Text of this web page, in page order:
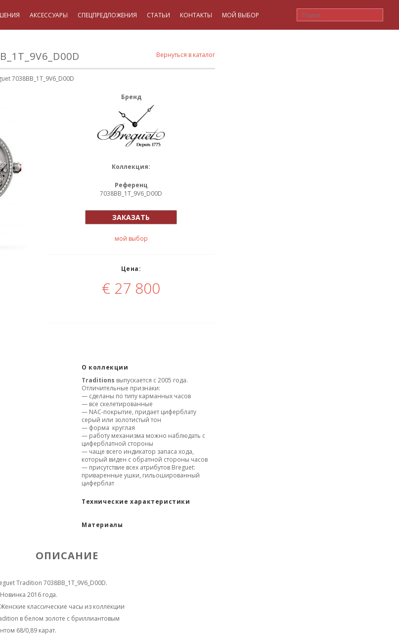
АКСЕССУАРЫ СПЕЦПРЕДЛОЖЕНИЯ СТАТЬИ КОНТАКТЫ МОЙ ВЫБОР
Вернуться в каталог
7038BB_1T_9V6_D00D
Бренд
Коллекция:
Референц
7038BB_1T_9V6_D00D
ЗАКАЗАТЬ
мой выбор
Цена:
€ 27 800
О коллекции
Traditions выпускается с 2005 года.
Отличительные признаки:
— сделаны по типу карманных часов
— все скелетированные
— NAC-покрытие, придает циферблату
серый или золотистый тон
— форма круглая
— работу механизма можно наблюдать с
циферблатной стороны
— чаще всего индикатор запаса хода,
который виден с обратной стороны часов
— присутствие всех атрибутов Breguet:
приваренные ушки, гильошированный
циферблат
Технические характеристики
Материалы
ОПИСАНИЕ
Tradition 7038BB_1T_9V6_D00D.
2016 года.
классические часы из коллекции
в белом золоте с бриллиантовым
68/0,89 карат.